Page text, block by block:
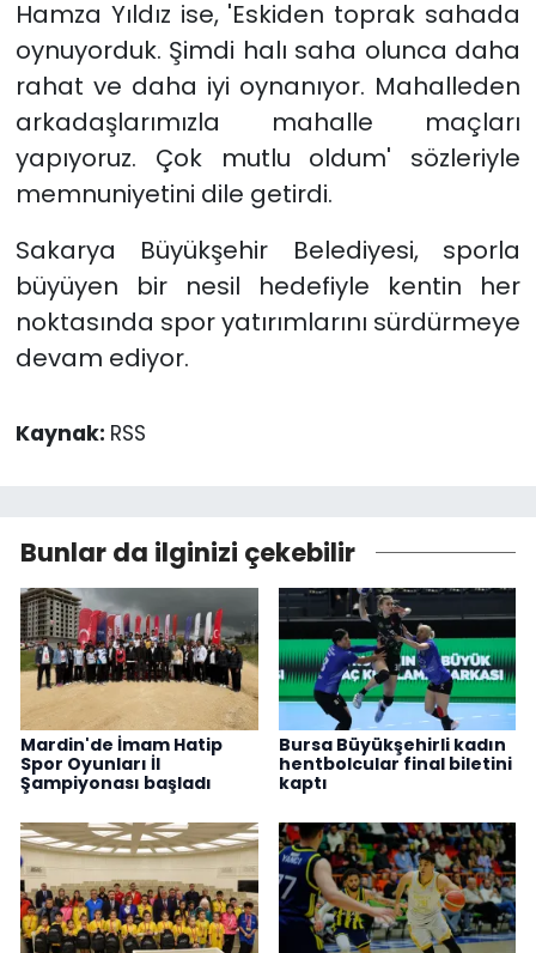
Hamza Yıldız ise, 'Eskiden toprak sahada
oynuyorduk. Şimdi halı saha olunca daha
rahat ve daha iyi oynanıyor. Mahalleden
arkadaşlarımızla mahalle maçları
yapıyoruz. Çok mutlu oldum' sözleriyle
memnuniyetini dile getirdi.
Sakarya Büyükşehir Belediyesi, sporla
büyüyen bir nesil hedefiyle kentin her
noktasında spor yatırımlarını sürdürmeye
devam ediyor.
Kaynak: RSS
Bunlar da ilginizi çekebilir
Mardin'de İmam Hatip
Spor Oyunları İl
Şampiyonası başladı
Bursa Büyükşehirli kadın
hentbolcular final biletini
kaptı